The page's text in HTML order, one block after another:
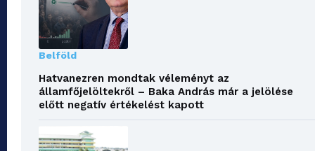
Belföld
Hatvanezren mondtak véleményt az
államfőjelöltekről – Baka András már a jelölése
előtt negatív értékelést kapott